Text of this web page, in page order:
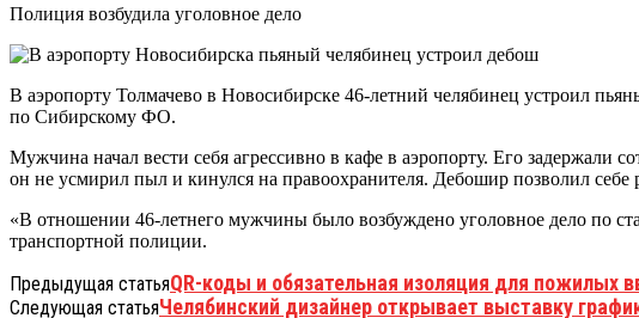
Полиция возбудила уголовное дело
В аэропорту Толмачево в Новосибирске 46-летний челябинец устроил
по Сибирскому ФО.
Мужчина начал вести себя агрессивно в кафе в аэропорту. Его
он не усмирил пыл и кинулся на правоохранителя. Дебошир позволил себе
«В отношении 46-летнего мужчины было возбуждено уголовное дело по
транспортной полиции.
Предыдущая статьяQR-коды и обязательная изоляция для пожилых
Следующая статьяЧелябинский дизайнер открывает выставку